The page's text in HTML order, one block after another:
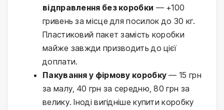
відправлення без коробки — +100
гривень за місце для посилок до 30 кг.
Пластиковий пакет замість коробки
майже завжди призводить до цієї
доплати.
Пакування у фірмову коробку — 15 грн
за малу, 40 грн за середню, 80 грн за
велику. Іноді вигідніше купити коробку